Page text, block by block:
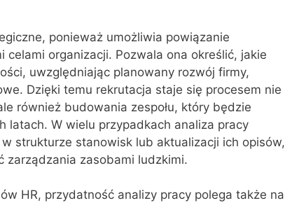
ponieważ umożliwia powiązanie
celami organizacji. Pozwala ona określić, jakie
uwzględniając planowany rozwój firmy,
Dzięki temu rekrutacja staje się procesem nie
również budowania zespołu, który będzie
latach. W wielu przypadkach analiza pracy
strukturze stanowisk lub aktualizacji ich opisów,
zarządzania zasobami ludzkimi.
HR, przydatność analizy pracy polega także na